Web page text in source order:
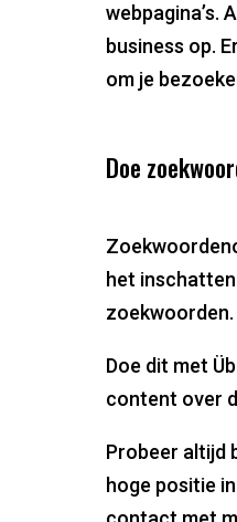
webpagina’s.
business op.
om je
Doe
het
zoekwoorden.
Doe dit met
content over
Probeer altijd
hoge positie